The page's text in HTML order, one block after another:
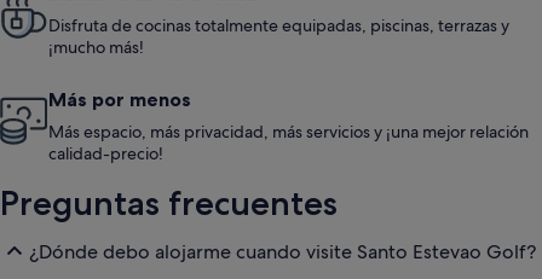
Disfruta de cocinas totalmente equipadas, piscinas, terrazas y
¡mucho más!
Más por menos
Más espacio, más privacidad, más servicios y ¡una mejor relación
calidad-precio!
Preguntas frecuentes
¿Dónde debo alojarme cuando visite Santo Estevao Golf?